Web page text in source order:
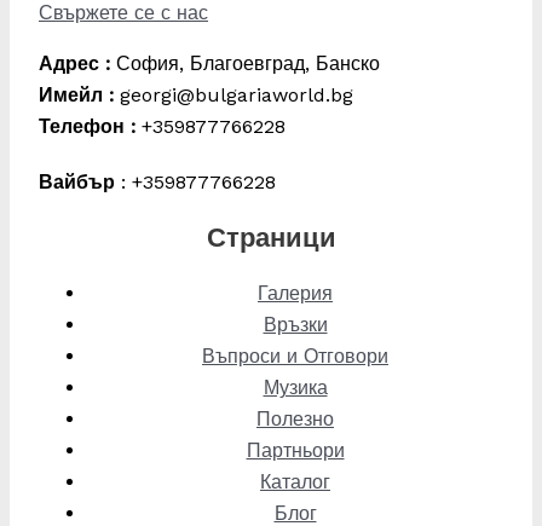
Свържете се с нас
Адрес : София, Благоевград, Банско
Имейл : georgi@bulgariaworld.bg
Телефон : +359877766228
Вайбър : +359877766228
Страници
Галерия
Връзки
Въпроси и Отговори
Музика
Полезно
Партньори
Каталог
Блог